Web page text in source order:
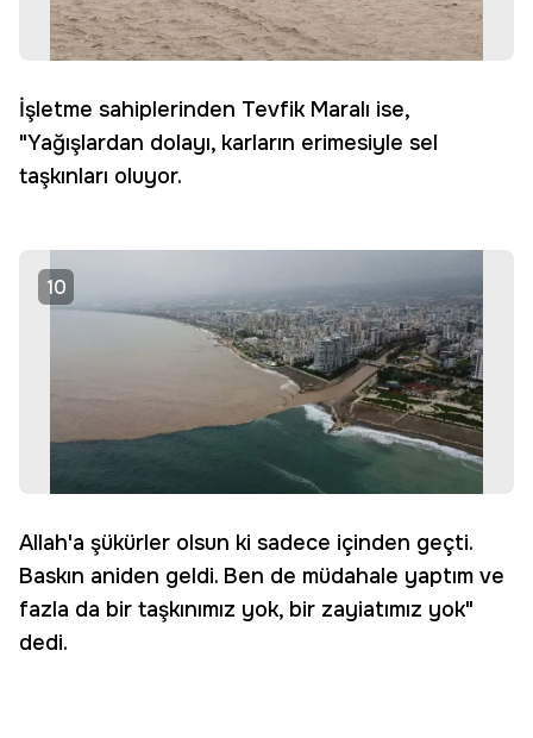
İşletme sahiplerinden Tevfik Maralı ise,
"Yağışlardan dolayı, karların erimesiyle sel
taşkınları oluyor.
10
Allah'a şükürler olsun ki sadece içinden geçti.
Baskın aniden geldi. Ben de müdahale yaptım ve
fazla da bir taşkınımız yok, bir zayiatımız yok"
dedi.